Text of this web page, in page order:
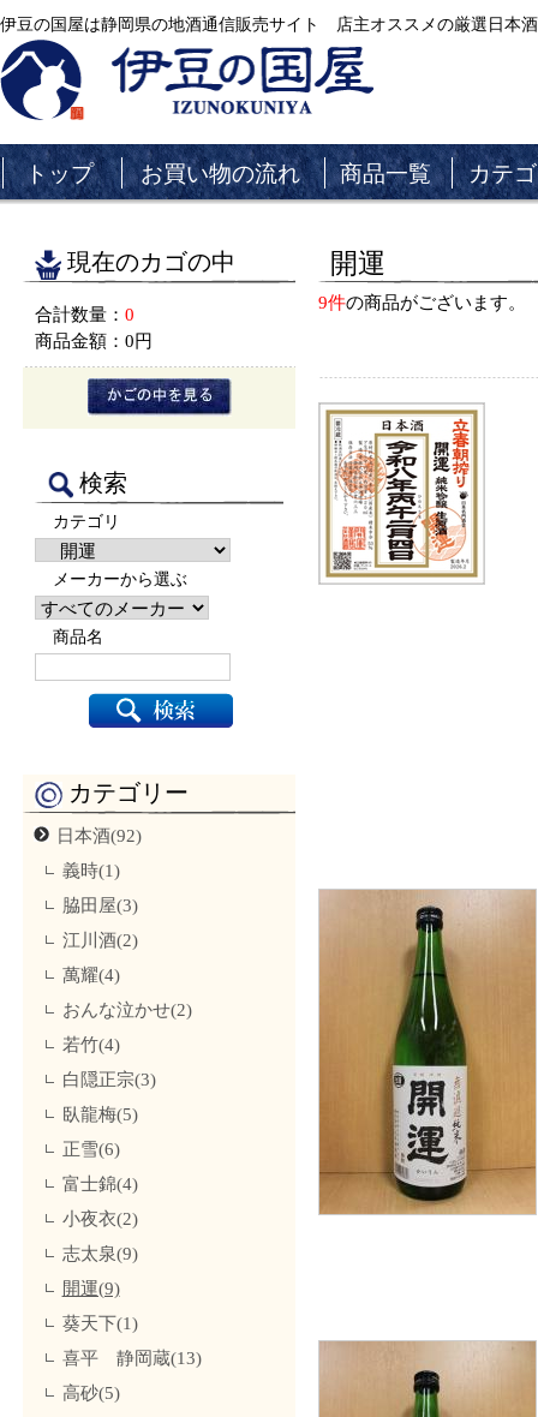
伊豆の国屋は静岡県の地酒通信販売サイト 店主オススメの厳選日本
トップ お買い物の流れ 商品一覧 カテ
現在のカゴの中
合計数量： 0
商品金額： 0円
検索
カテゴリ
メーカーから選ぶ
商品名
カテゴリー
日本酒(92)
義時(1)
脇田屋(3)
江川酒(2)
萬耀(4)
おんな泣かせ(2)
若竹(4)
白隠正宗(3)
臥龍梅(5)
正雪(6)
富士錦(4)
小夜衣(2)
志太泉(9)
開運(9)
葵天下(1)
喜平 静岡蔵(13)
高砂(5)
開運
9件の商品がございます。